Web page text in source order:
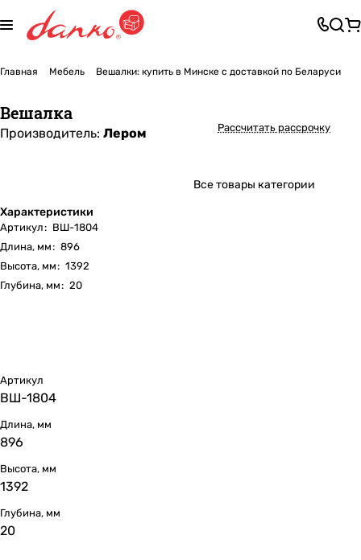
Главная Мебель Вешалки: купить в Минске с доставкой по Беларуси
Вешалка
Производитель: Лером
Характеристики
Артикул: ВШ-1804
Длина, мм: 896
Высота, мм: 1392
Глубина, мм: 20
Рассчитать рассрочку
Все товары категории
Артикул
ВШ-1804
Длина, мм
896
Высота, мм
1392
Глубина, мм
20